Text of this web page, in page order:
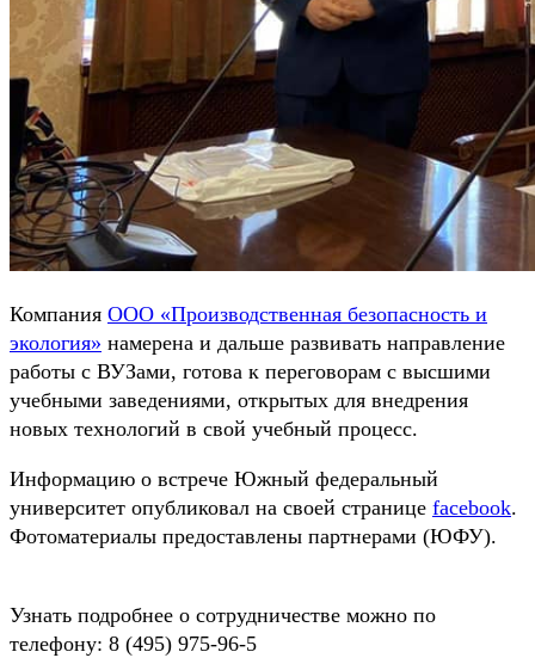
Компания ООО «Производственная безопасность и
экология» намерена и дальше развивать направление
работы с ВУЗами, готова к переговорам с высшими
учебными заведениями, открытых для внедрения
новых технологий в свой учебный процесс.
Информацию о встрече Южный федеральный
университет опубликовал на своей странице facebook.
Фотоматериалы предоставлены партнерами (ЮФУ).
Узнать подробнее о сотрудничестве можно по
телефону: 8 (495) 975-96-5